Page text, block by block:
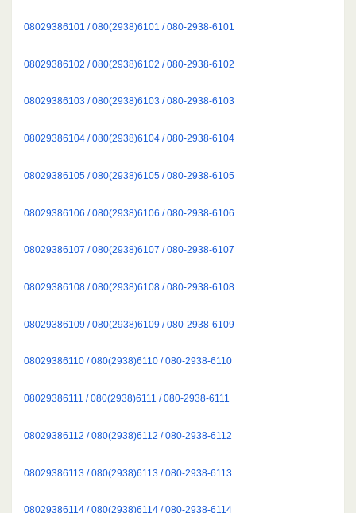
08029386101 / 080(2938)6101 / 080-2938-6101
08029386102 / 080(2938)6102 / 080-2938-6102
08029386103 / 080(2938)6103 / 080-2938-6103
08029386104 / 080(2938)6104 / 080-2938-6104
08029386105 / 080(2938)6105 / 080-2938-6105
08029386106 / 080(2938)6106 / 080-2938-6106
08029386107 / 080(2938)6107 / 080-2938-6107
08029386108 / 080(2938)6108 / 080-2938-6108
08029386109 / 080(2938)6109 / 080-2938-6109
08029386110 / 080(2938)6110 / 080-2938-6110
08029386111 / 080(2938)6111 / 080-2938-6111
08029386112 / 080(2938)6112 / 080-2938-6112
08029386113 / 080(2938)6113 / 080-2938-6113
08029386114 / 080(2938)6114 / 080-2938-6114